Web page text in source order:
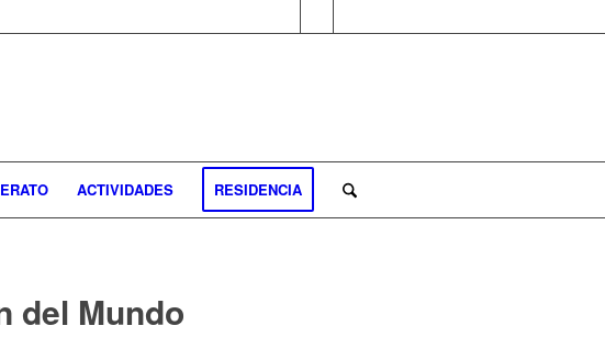
ACTIVIDADES RESIDENCIA
del Mundo